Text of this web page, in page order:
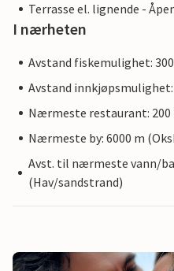
Terrasse el. lignende -
I nærheten
Avstand fiskemulighet:
Avstand innkjøpsmulighet:
Nærmeste restaurant: 200
Nærmeste by: 6000 m
Avst. til nærmeste vann/
(Hav/sandstrand)